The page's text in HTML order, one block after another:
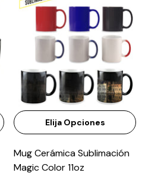
Elija Opciones
Mug Cerámica Sublimación
Magic Color 11oz